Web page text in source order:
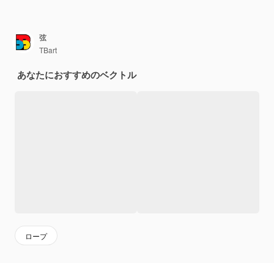
弦
TBart
あなたにおすすめのベクトル
ロープ